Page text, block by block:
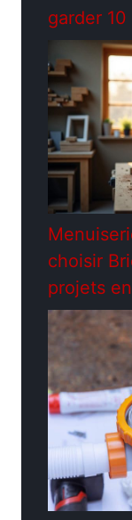
garder 10
choisir
projets